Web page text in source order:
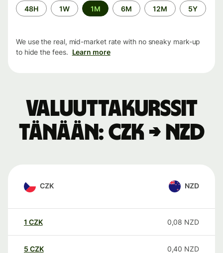
Time
period
48H 1W 1M 6M 12M 5Y
We use the real, mid-market rate with no sneaky mark-up
to hide the fees. Learn more
Valuuttakurssit
tänään: CZK → NZD
CZK NZD
1 CZK 0,08 NZD
5 CZK 0,40 NZD